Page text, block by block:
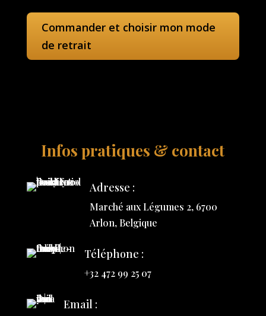
Commander et choisir mon mode
de retrait
Infos pratiques & contact
Adresse :
Marché aux Légumes 2, 6700
Arlon, Belgique
Téléphone :
+32 472 99 25 07
Email :